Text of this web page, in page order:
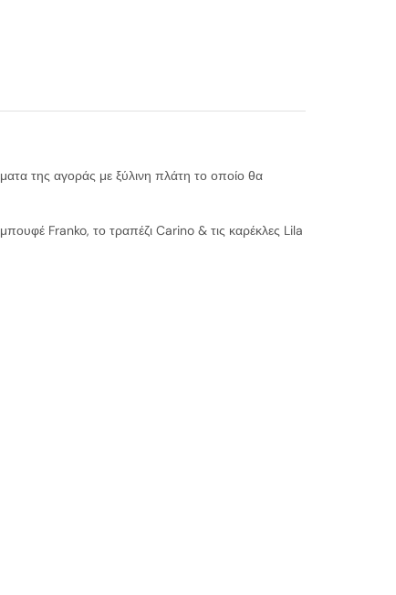
της αγοράς με ξύλινη πλάτη το οποίο θα
Franko, το τραπέζι Carino & τις καρέκλες Lila